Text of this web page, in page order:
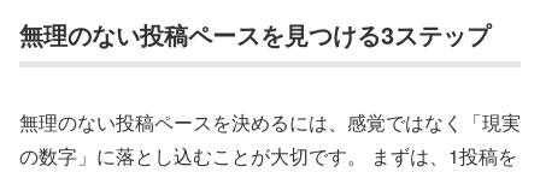
無理のない投稿ペースを見つける3ステップ
無理のない投稿ペースを決めるには、感覚ではなく「現実
の数字」に落とし込むことが大切です。 まずは、1投稿を